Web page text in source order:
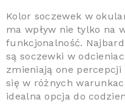
Kolor soczewek w
ma wpływ nie tylko na
funkcjonalność.
są soczewki w
zmieniają one
się w różnych
idealna opcja do